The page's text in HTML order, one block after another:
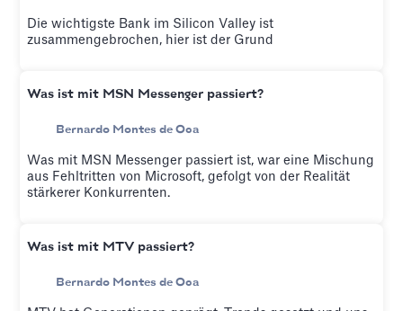
Die wichtigste Bank im Silicon Valley ist
zusammengebrochen, hier ist der Grund
Was ist mit MSN Messenger passiert?
Bernardo Montes de Oca
Was mit MSN Messenger passiert ist, war eine Mischung
aus Fehltritten von Microsoft, gefolgt von der Realität
stärkerer Konkurrenten.
Was ist mit MTV passiert?
Bernardo Montes de Oca